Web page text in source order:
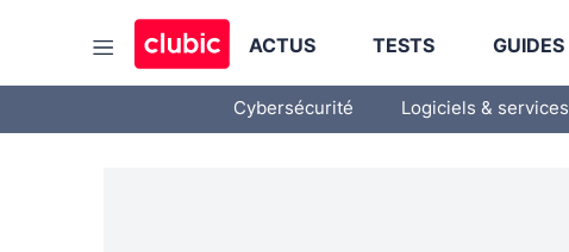
ACTUS TESTS GUIDES
Cybersécurité Logiciels & services